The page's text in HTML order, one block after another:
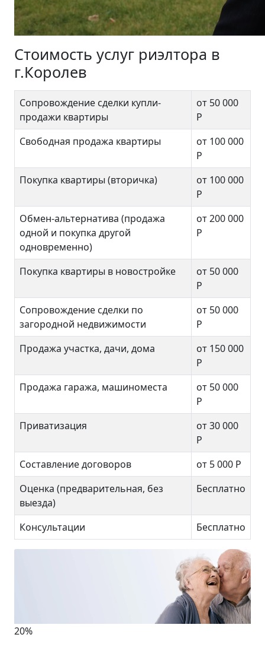
Стоимость услуг риэлтора в
г.Королев
Сопровождение сделки купли-
продажи квартиры
от 50 000
Р
Свободная продажа квартиры
от 100 000
Р
Покупка квартиры (вторичка)
от 100 000
Р
Обмен-альтернатива (продажа
одной и покупка другой
одновременно)
от 200 000
Р
Покупка квартиры в новостройке
от 50 000
Р
Сопровождение сделки по
загородной недвижимости
от 50 000
Р
Продажа участка, дачи, дома
от 150 000
Р
Продажа гаража, машиноместа
от 50 000
Р
Приватизация
от 30 000
Р
Составление договоров
от 5 000 Р
Оценка (предварительная, без
выезда)
Бесплатно
Консультации Бесплатно
20%